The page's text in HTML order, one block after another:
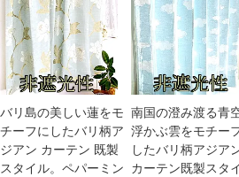
バリ島の美しい蓮をモ
チーフにしたバリ柄ア
ジアン カーテン 既製
スタイル。ペパーミン
南国の澄み渡る青
浮かぶ雲をモチー
したバリ柄アジア
カーテン既製スタ